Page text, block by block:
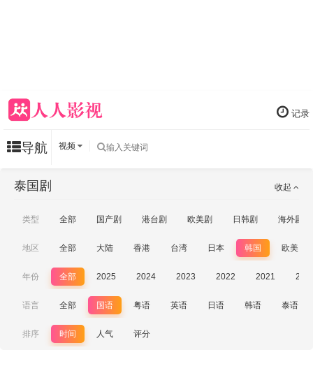
记录
导航 视频
收起
泰国剧
类型 全部 国产剧 港台剧 欧美剧 日韩剧 海外剧
地区 全部 大陆 香港 台湾 日本 韩国 欧美
年份 全部 2025 2024 2023 2022 2021
语言 全部 国语 粤语 英语 日语 韩语 泰语
排序 时间 人气 评分